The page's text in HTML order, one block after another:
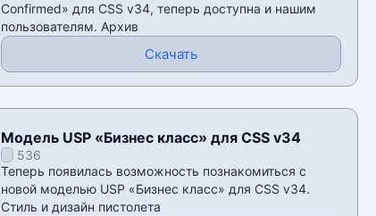
Confirmed» для CSS v34, теперь доступна и нашим
пользователям. Архив
Скачать
Модель USP «Бизнес класс» для CSS v34
536
Теперь появилась возможность познакомиться с
новой моделью USP «Бизнес класс» для CSS v34.
Стиль и дизайн пистолета